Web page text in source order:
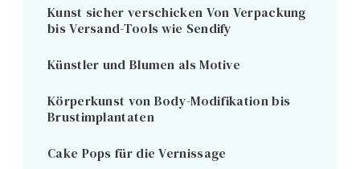
Kunst sicher verschicken Von Verpackung
bis Versand-Tools wie Sendify
Künstler und Blumen als Motive
Körperkunst von Body-Modifikation bis
Brustimplantaten
Cake Pops für die Vernissage